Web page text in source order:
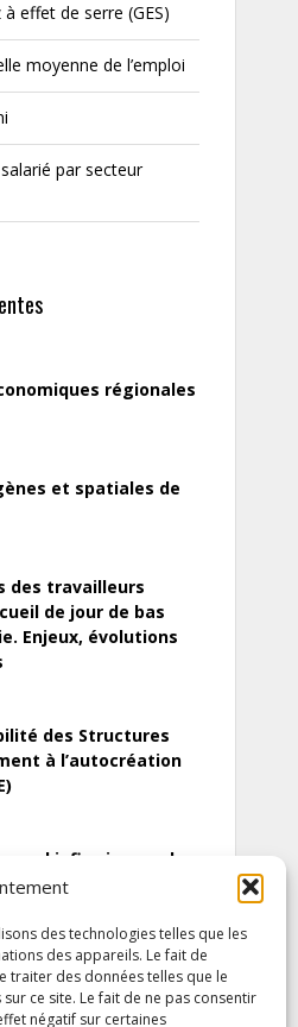
des technologies telles que les
des appareils. Le fait de
traiter des données telles que le
ce site. Le fait de ne pas consentir
négatif sur certaines
effet de serre (GES)
moyenne de l’emploi
par secteur
régionales
et spatiales de
des travailleurs
de jour de bas
Enjeux, évolutions
des Structures
à l’autocréation
infirmier :quels
de soins pour
notre newsletter